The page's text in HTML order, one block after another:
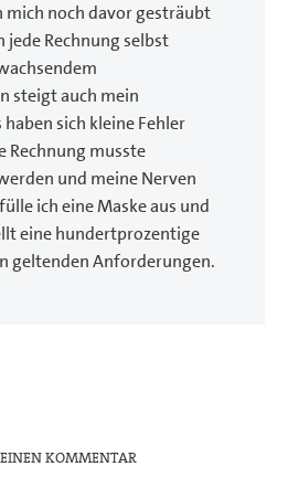
mich noch davor gesträubt
jede Rechnung selbst
steigt auch mein
haben sich kleine Fehler
Rechnung musste
und meine Nerven
ich eine Maske aus und
eine hundertprozentige
geltenden Anforderungen.
KOMMENTAR